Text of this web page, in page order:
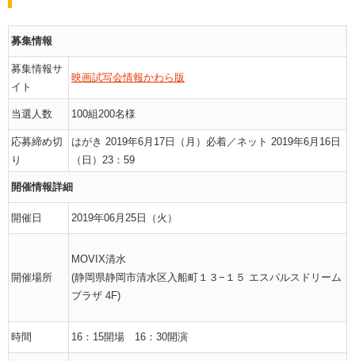
募集情報
募集情報サ
イト
映画試写会情報かわら版
当選人数 100組200名様
応募締め切
り
はがき 2019年6月17日（月）必着／ネット 2019年6月16日
（日）23：59
開催情報詳細
開催日 2019年06月25日（火）
開催場所
MOVIX清水
(静岡県静岡市清水区入船町１３−１５ エスパルスドリーム
プラザ 4F)
時間 16：15開場 16：30開演